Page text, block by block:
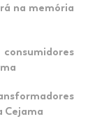
na memória
Cejama